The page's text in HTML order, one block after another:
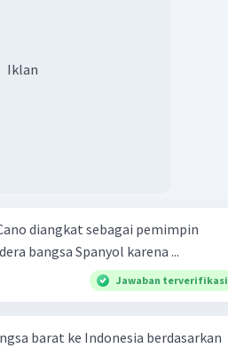
Iklan
diangkat sebagai pemimpin
bangsa Spanyol karena ...
Jawaban terverifikasi
barat ke Indonesia berdasarkan